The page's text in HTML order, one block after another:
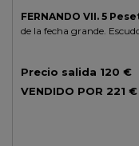
FERNANDO VII. 5
de la fecha grande.
Precio salida 120 €
VENDIDO POR 221 €